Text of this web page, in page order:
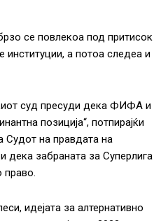
се повлекоа под притисок
а потоа следеа и
суд пресуди дека ФИФА и
позиција“, потпирајќи
Судот на правдата на
дека забраната за Суперлига
право.
идејата за алтернативно